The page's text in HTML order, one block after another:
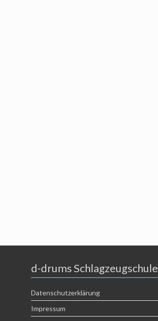
d-drums Schlagzeugschule
Datenschutzerklärung
Impressum